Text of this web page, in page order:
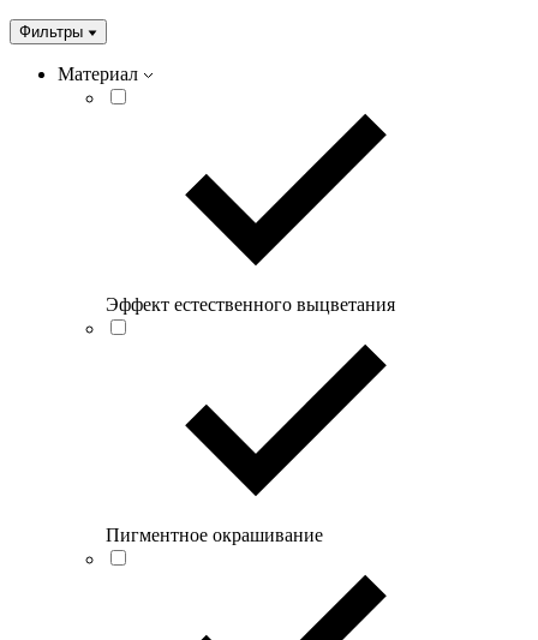
Фильтры
Материал
Эффект естественного выцветания
Пигментное окрашивание